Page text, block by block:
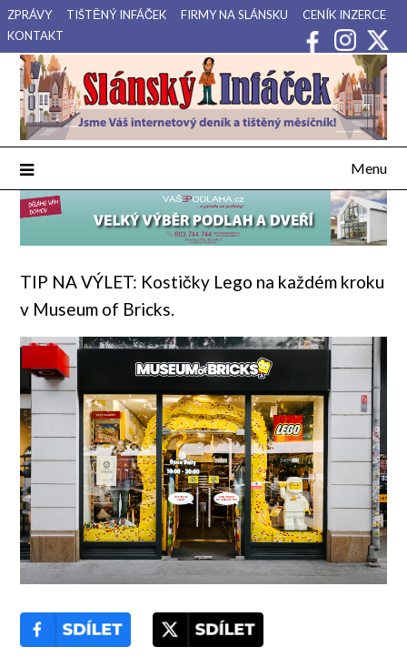
Přejdi
na
obsah
ZPRÁVY TIŠTĚNÝ INFÁČEK FIRMY NA SLÁNSKU
CENÍK INZERCE
KONTAKT
Slánský Infáček
Váš internetový deník a tištěný měsíčník pro Slánsko, Kladensko
a Lounsko.
Menu
TIP NA VÝLET: Kostičky Lego na každém kroku
v Museum of Bricks.